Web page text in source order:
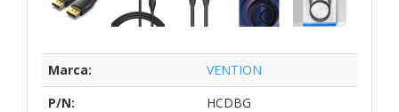
Marca:
VENTION
P/N:
HCDBG